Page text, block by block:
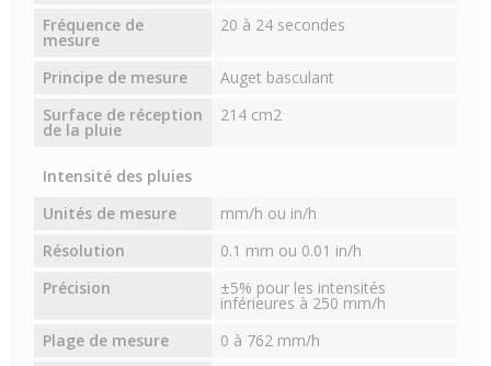
Fréquence de
mesure
20 à 24 secondes
Principe de mesure
Auget basculant
Surface de réception
de la pluie
214 cm2
Intensité des pluies
Unités de mesure
mm/h ou in/h
Résolution
0.1 mm ou 0.01 in/h
Précision
±5% pour les intensités
inférieures à 250 mm/h
Plage de mesure
0 à 762 mm/h